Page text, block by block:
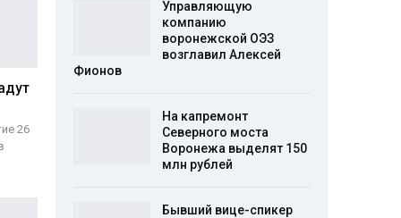
26
Управляющую
компанию
воронежской ОЭЗ
возглавил Алексей
Фионов
На капремонт
Северного моста
Воронежа выделят 150
млн рублей
Бывший вице-спикер